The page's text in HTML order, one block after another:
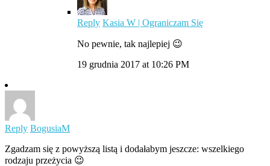
Reply Kasia W | Ograniczam Się
No pewnie, tak najlepiej 😉
19 grudnia 2017 at 10:26 PM
Reply BogusiaM
Zgadzam się z powyższą listą i dodałabym jeszcze: wszelkiego
rodzaju przeżycia 😉